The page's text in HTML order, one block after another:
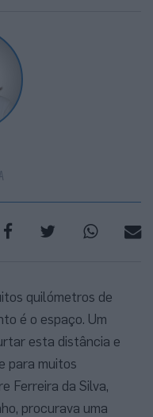
quilómetros de
é o espaço. Um
esta distância e
para muitos
Ferreira da Silva,
procurava uma